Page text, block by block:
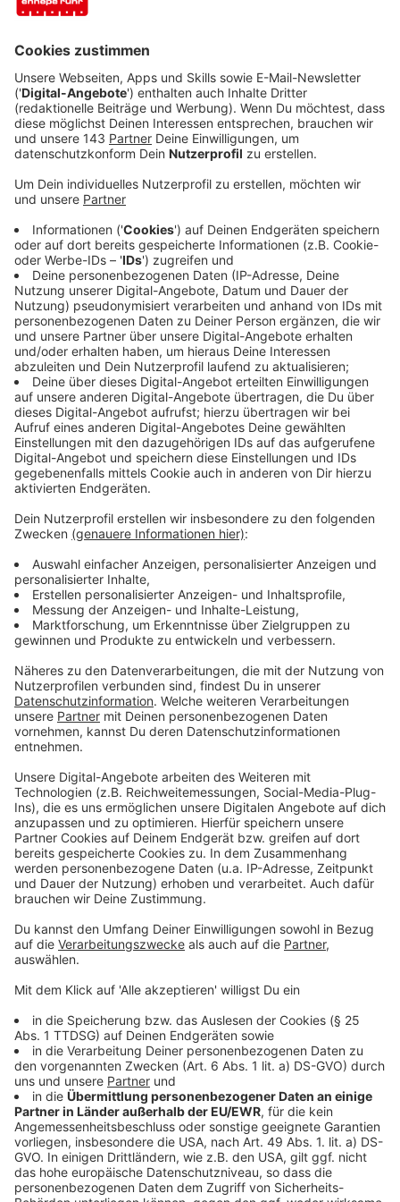
Anzeige
(dpa) Bei einem Drittel der dabei rund 220
untersuchten Fälle von Falschfahrern haben die Fahrer
im fließenden Verkehr gewendet. Bei über 40 Prozent
der in der Studie beleuchteten Falschfahrten sind die
Geisterfahrer älter als 75 Jahre, wie der Leiter der
Unfallforschung der Versicherer (UDV), Siegfried
Brockmann, in Münster erklärte. Bei den Senioren
spielt nach dessen Schilderung oft Verwirrtheit und
Demenz eine Rolle, während bei den jungen
Geisterfahrern Selbsttötungsgedanken eine Rolle
spielen oder die Flucht vor der Polizei.
Anzeige
Anzeige
So kam die Studie zustande
Anzeige
Schadensakten der Versicherer, Unfallinformationen
der Polizei und Medienberichte ausgewertet. Zu 80
Prozent stammen die rund 220 Fälle auf deutschen
Autobahnen, die nun untersucht wurden, aus dem
Aussage dazu, ob Geisterfahrten zunehmen, ist nicht
möglich. Die amtlichen Unfallstatistiken sagen zum
Thema Geisterfahrer laut Brockmann praktisch nichts
aus. Hier werden auch Unfälle innerorts und zum
Brockmann setzt in der Zukunft auf die Software in
den Autos. "Das Fahrzeug müsste selbst einbremsen,
wenn die Software merkt, dass der Fahrer falsch auf
die Autobahn fährt", erklärt der Wissenschaftler.
"Stopp-Hände" an den Auffahrten wie in Österreich
würden zwar nicht schaden. Bei bewussten
Falschfahrten oder Demenz seien sie aber absolut
unwirksam.
Info:Die Unfallforscher weisen auf die dünne
Ausnahme zur Psychologie keine Studien
zu Falschfahrern. Vergleichszahlen über mehrere Jahre
gibt es demnach ebenfalls nicht.
Anzeige